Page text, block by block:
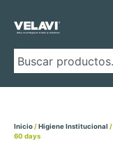
Inicio/Higiene Institucional /
60 days